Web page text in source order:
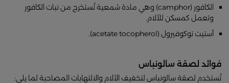
الكافور (camphor) وهي مادة شمعية تُستخرج من نبات الكافور
وتعمل كمسكن للآلام.
أستيت توكوفيرول (acetate tocopherol).
فوائد لصقة سالونباس
تُستخدم لصقة سالونباس لتخفيف الآلام والالتهابات المصاحبة لما يلي: